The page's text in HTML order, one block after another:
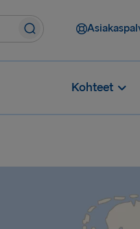
Kohteet